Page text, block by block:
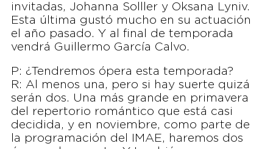
invitadas, Johanna Solller y Oksana Lyniv.
Esta última gustó mucho en su actuación
el año pasado. Y al final de temporada
vendrá Guillermo García Calvo.
P: ¿Tendremos ópera esta temporada?
R: Al menos una, pero si hay suerte quizá
serán dos. Una más grande en primavera
del repertorio romántico que está casi
decidida, y en noviembre, como parte de
la programación del IMAE, haremos dos